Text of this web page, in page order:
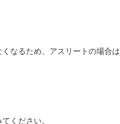
なるため、アスリートの場合は
ください。